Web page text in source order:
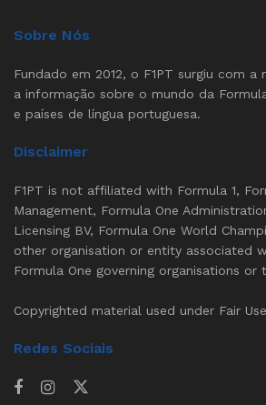
Sobre Nós
Fundado em 2012, o F1PT surgiu com
a informação sobre o mundo da
e países de língua portuguesa.
Disclaimer
F1PT is not affiliated with Formula 1,
Management, Formula One
Licensing BV, Formula One World
other organisation or entity associated
Formula One governing organisations or
Copyrighted material used under Fair
Redes Sociais